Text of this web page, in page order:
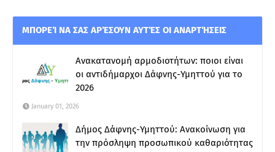
ΜΠΟΡΕΊ ΝΑ ΣΑΣ ΑΡΈΣΟΥΝ ΑΥΤΈΣ ΟΙ ΑΝΑΡΤΉΣΕΙΣ
Ανακατανομή αρμοδιοτήτων: ποιοι είναι
οι αντιδήμαρχοι Δάφνης-Υμηττού για το
2026
January 01, 2026
Δήμος Δάφνης-Υμηττού: Ανακοίνωση για
την πρόσληψη προσωπικού καθαριότητας